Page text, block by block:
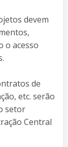
devem
o acesso
de
etc. serão
setor
Central